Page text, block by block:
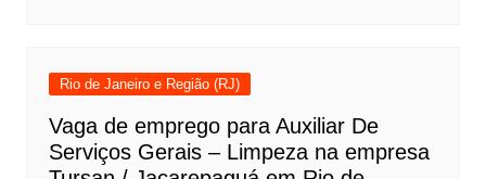
Rio de Janeiro e Região (RJ)
Vaga de emprego para Auxiliar De
Serviços Gerais – Limpeza na empresa